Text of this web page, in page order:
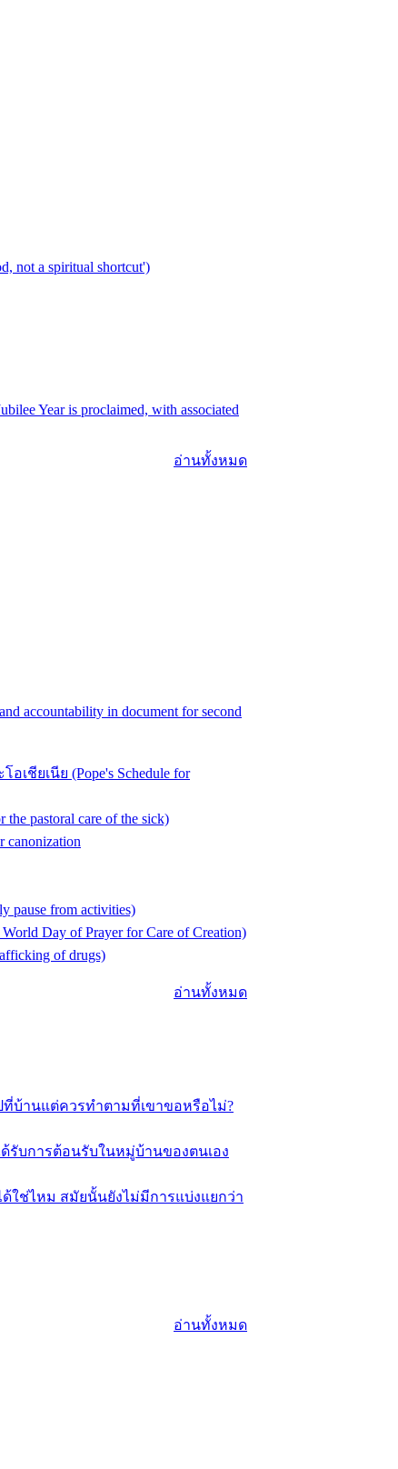
a spiritual shortcut')
Year is proclaimed, with associated
อ่านทั้งหมด
in document for second
ชียเนีย (Pope's Schedule for
pastoral care of the sick)
from activities)
Day of Prayer for Care of Creation)
of drugs)
อ่านทั้งหมด
ที่บ้านแต่ควรทำตามที่เขาขอหรือไม่?
รับการต้อนรับในหมู่บ้านของตนเอง
ใช่ไหม สมัยนั้นยังไม่มีการแบ่งแยกว่า
อ่านทั้งหมด